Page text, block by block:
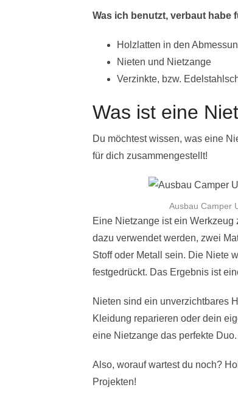
Was ich benutzt, verbaut habe
Holzlatten in den
Nieten und Nietzange
Verzinkte, bzw.
Was ist eine
Du möchtest wissen, was eine
für dich zusammengestellt!
Ausbau Camper
Eine Nietzange ist ein
dazu verwendet werden, zwei
Stoff oder Metall sein. Die Niete
festgedrückt. Das Ergebnis ist
Nieten sind ein unverzichtbares
Kleidung reparieren oder dein
eine Nietzange das perfekte Duo.
Also, worauf wartest du noch?
Projekten!